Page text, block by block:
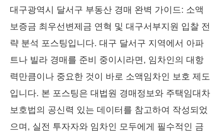
대구광역시 달서구 부동산 경매 완벽 가이드: 소액
보증금 최우선변제금 연혁 및 대구서부지원 입찰 전
략 분석 포스팅입니다. 대구 달서구 지역에서 아파
트나 빌라 경매를 준비 중이시라면, 임차인의 대항
력만큼이나 중요한 것이 바로 소액임차인 보호 제도
입니다. 본 포스팅은 대법원 경매정보와 주택임대차
보호법의 공신력 있는 데이터를 참고하여 작성되었
으며, 실전 투자자와 임차인 모두에게 필수적인 금